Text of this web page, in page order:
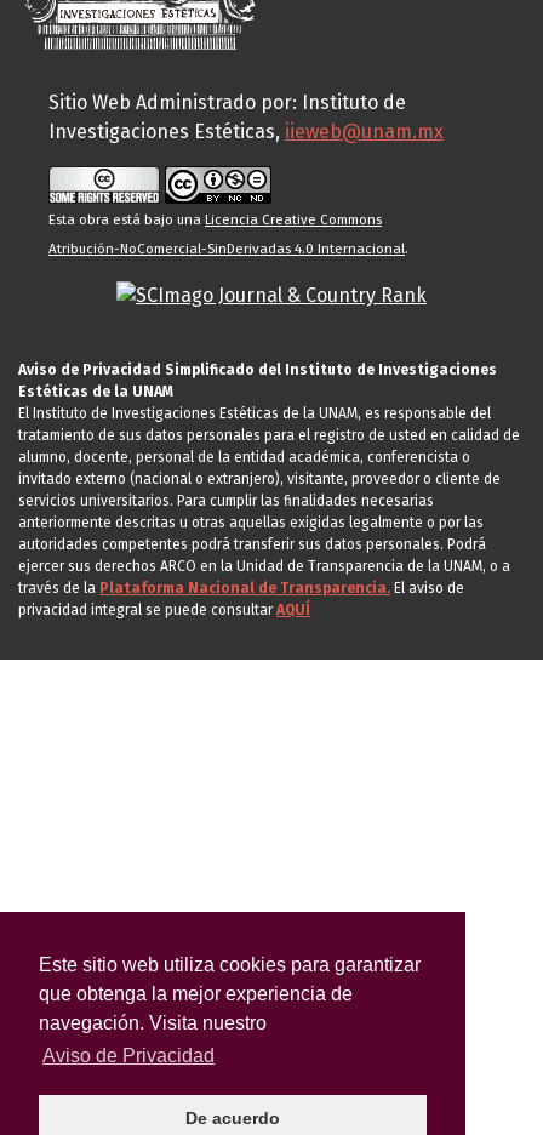
Este sitio web utiliza cookies para garantizar
que obtenga la mejor experiencia de
navegación. Visita nuestro
Aviso de Privacidad
De acuerdo
Sitio Web Administrado por: Instituto de
Investigaciones Estéticas, iieweb@unam.mx
Esta obra está bajo una Licencia Creative Commons
Atribución-NoComercial-SinDerivadas 4.0 Internacional.
Aviso de Privacidad Simplificado del Instituto de Investigaciones
Estéticas de la UNAM
El Instituto de Investigaciones Estéticas de la UNAM, es responsable del
tratamiento de sus datos personales para el registro de usted en calidad de
alumno, docente, personal de la entidad académica, conferencista o
invitado externo (nacional o extranjero), visitante, proveedor o cliente de
servicios universitarios. Para cumplir las finalidades necesarias
anteriormente descritas u otras aquellas exigidas legalmente o por las
autoridades competentes podrá transferir sus datos personales. Podrá
ejercer sus derechos ARCO en la Unidad de Transparencia de la UNAM, o a
través de la Plataforma Nacional de Transparencia. El aviso de
privacidad integral se puede consultarAQUÍ